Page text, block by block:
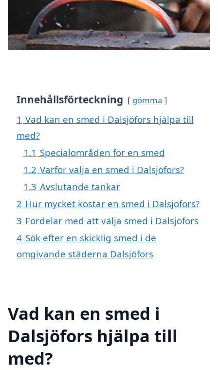
Innehållsförteckning gömma
1 Vad kan en smed i Dalsjöfors hjälpa till
med?
1.1 Specialområden för en smed
1.2 Varför välja en smed i Dalsjöfors?
1.3 Avslutande tankar
2 Hur mycket kostar en smed i Dalsjöfors?
3 Fördelar med att välja smed i Dalsjöfors
4 Sök efter en skicklig smed i de
omgivande städerna Dalsjöfors
Vad kan en smed i
Dalsjöfors hjälpa till
med?